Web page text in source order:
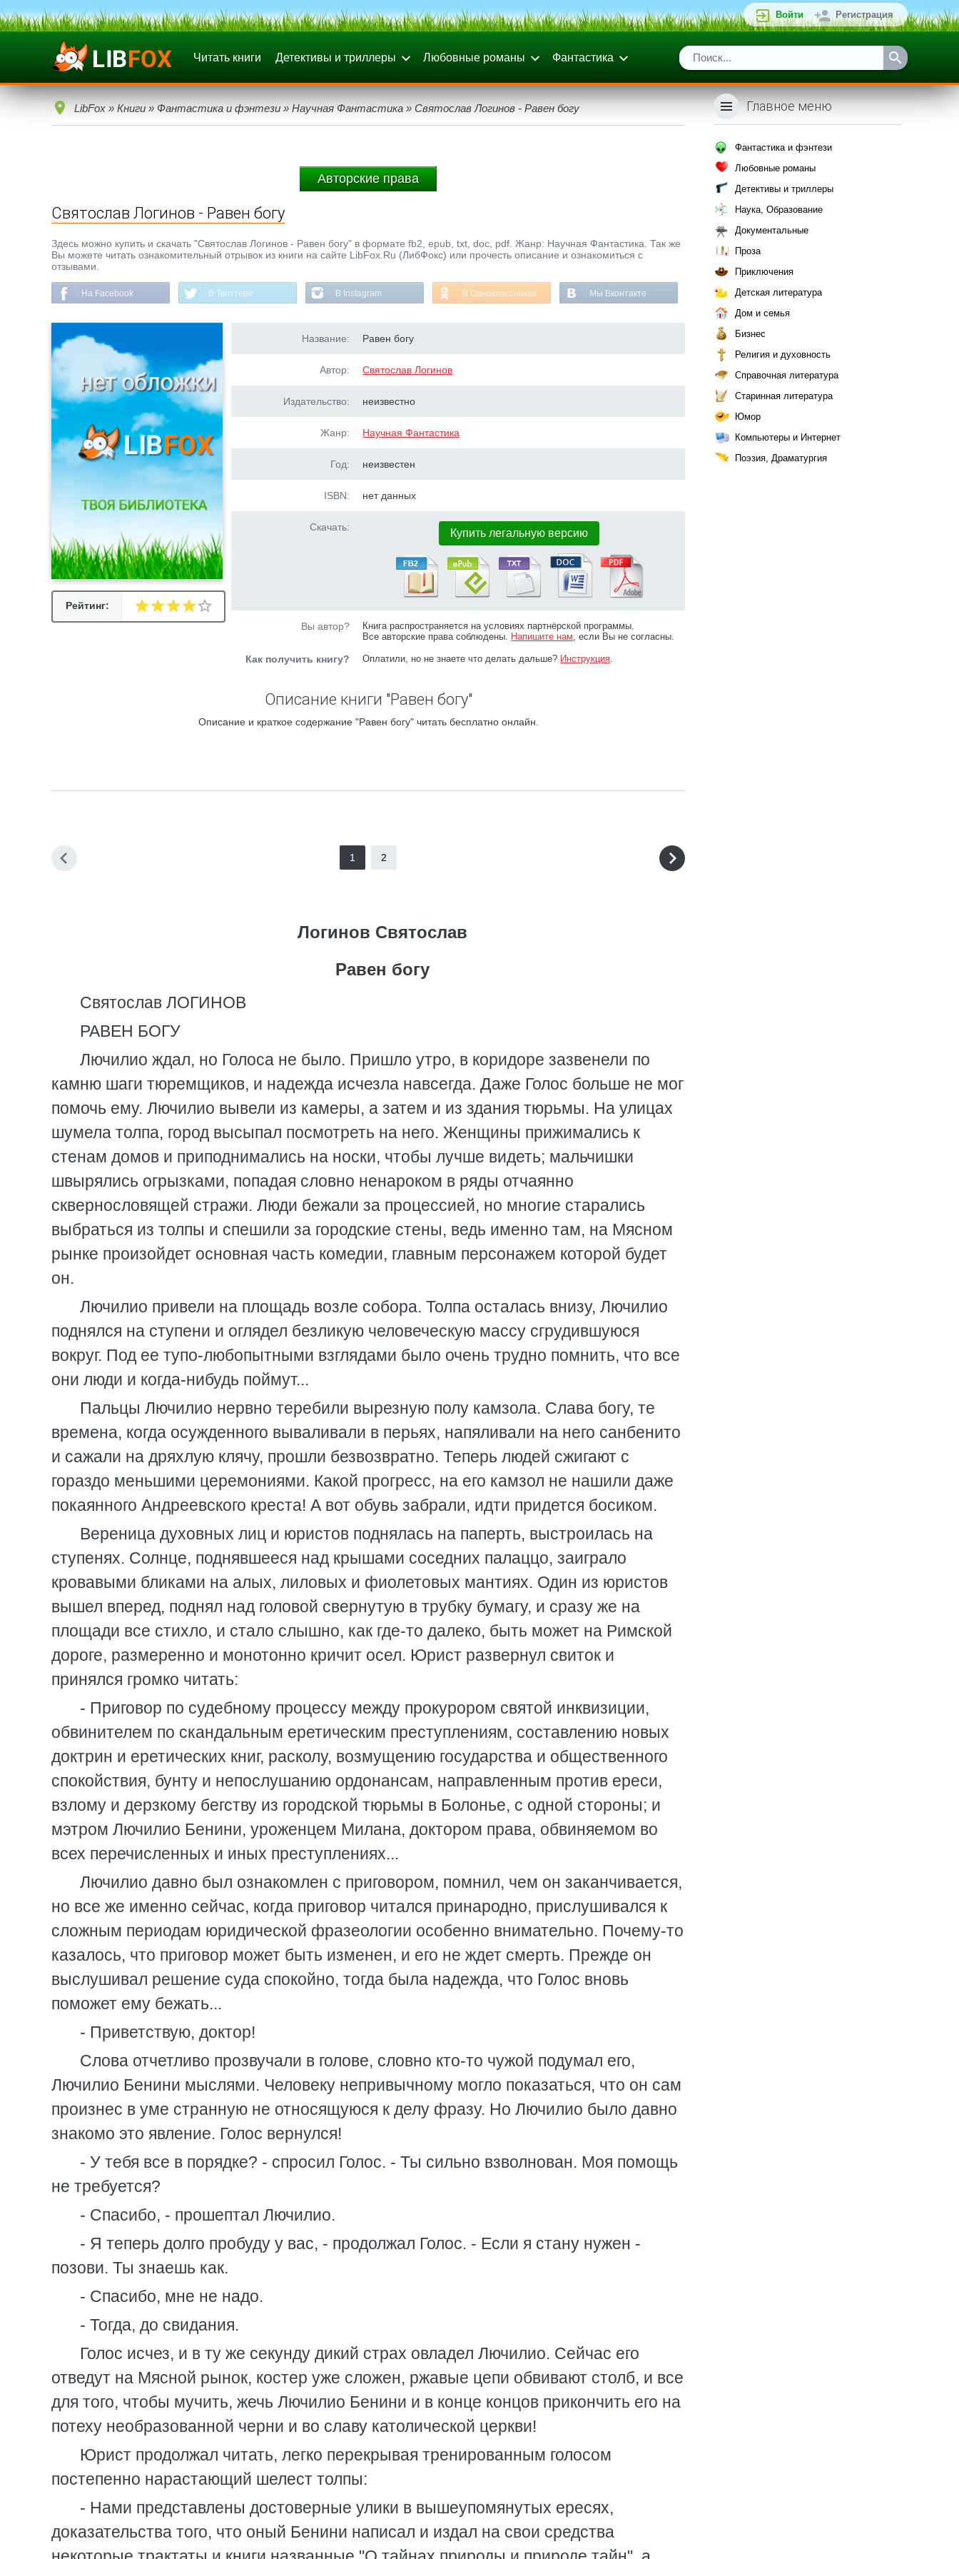
Войти Регистрация
Читать книги Детективы и триллеры Любовные романы Фантастика
LibFox » Книги » Фантастика и фэнтези » Научная Фантастика » Святослав Логинов - Равен богу
Авторские права
Святослав Логинов - Равен богу
Здесь можно купить и скачать "Святослав Логинов - Равен богу" в формате fb2, epub, txt, doc, pdf. Жанр: Научная Фантастика. Так же
Вы можете читать ознакомительный отрывок из книги на сайте LibFox.Ru (ЛибФокс) или прочесть описание и ознакомиться с
отзывами.
На Facebook В Твиттере В Instagram В Одноклассниках Мы Вконтакте
Рейтинг:
Название: Равен богу
Автор: Святослав Логинов
Издательство: неизвестно
Жанр: Научная Фантастика
Год: неизвестен
ISBN: нет данных
Скачать: Купить легальную версию
Вы автор?
Книга распространяется на условиях партнёрской программы.
Все авторские права соблюдены. Напишите нам, если Вы не согласны.
Как получить книгу? Оплатили, но не знаете что делать дальше? Инструкция.
Описание книги "Равен богу"
Описание и краткое содержание "Равен богу" читать бесплатно онлайн.
1 2
Логинов Святослав
Равен богу
Святослав ЛОГИНОВ
РАВЕН БОГУ
Лючилио ждал, но Голоса не было. Пришло утро, в коридоре зазвенели по
камню шаги тюремщиков, и надежда исчезла навсегда. Даже Голос больше не мог
помочь ему. Лючилио вывели из камеры, а затем и из здания тюрьмы. На улицах
шумела толпа, город высыпал посмотреть на него. Женщины прижимались к
стенам домов и приподнимались на носки, чтобы лучше видеть; мальчишки
швырялись огрызками, попадая словно ненароком в ряды отчаянно
сквернословящей стражи. Люди бежали за процессией, но многие старались
выбраться из толпы и спешили за городские стены, ведь именно там, на Мясном
рынке произойдет основная часть комедии, главным персонажем которой будет
он.
Лючилио привели на площадь возле собора. Толпа осталась внизу, Лючилио
поднялся на ступени и оглядел безликую человеческую массу сгрудившуюся
вокруг. Под ее тупо-любопытными взглядами было очень трудно помнить, что все
они люди и когда-нибудь поймут...
Пальцы Лючилио нервно теребили вырезную полу камзола. Слава богу, те
времена, когда осужденного вываливали в перьях, напяливали на него санбенито
и сажали на дряхлую клячу, прошли безвозвратно. Теперь людей сжигают с
гораздо меньшими церемониями. Какой прогресс, на его камзол не нашили даже
покаянного Андреевского креста! А вот обувь забрали, идти придется босиком.
Вереница духовных лиц и юристов поднялась на паперть, выстроилась на
ступенях. Солнце, поднявшееся над крышами соседних палаццо, заиграло
кровавыми бликами на алых, лиловых и фиолетовых мантиях. Один из юристов
вышел вперед, поднял над головой свернутую в трубку бумагу, и сразу же на
площади все стихло, и стало слышно, как где-то далеко, быть может на Римской
дороге, размеренно и монотонно кричит осел. Юрист развернул свиток и
принялся громко читать:
- Приговор по судебному процессу между прокурором святой инквизиции,
обвинителем по скандальным еретическим преступлениям, составлению новых
доктрин и еретических книг, расколу, возмущению государства и общественного
спокойствия, бунту и непослушанию ордонансам, направленным против ереси,
взлому и дерзкому бегству из городской тюрьмы в Болонье, с одной стороны; и
мэтром Лючилио Бенини, уроженцем Милана, доктором права, обвиняемом во
всех перечисленных и иных преступлениях...
Лючилио давно был ознакомлен с приговором, помнил, чем он заканчивается,
но все же именно сейчас, когда приговор читался принародно, прислушивался к
сложным периодам юридической фразеологии особенно внимательно. Почему-то
казалось, что приговор может быть изменен, и его не ждет смерть. Прежде он
выслушивал решение суда спокойно, тогда была надежда, что Голос вновь
поможет ему бежать...
- Приветствую, доктор!
Слова отчетливо прозвучали в голове, словно кто-то чужой подумал его,
Лючилио Бенини мыслями. Человеку непривычному могло показаться, что он сам
произнес в уме странную не относящуюся к делу фразу. Но Лючилио было давно
знакомо это явление. Голос вернулся!
- У тебя все в порядке? - спросил Голос. - Ты сильно взволнован. Моя помощь
не требуется?
- Спасибо, - прошептал Лючилио.
- Я теперь долго пробуду у вас, - продолжал Голос. - Если я стану нужен -
позови. Ты знаешь как.
- Спасибо, мне не надо.
- Тогда, до свидания.
Голос исчез, и в ту же секунду дикий страх овладел Лючилио. Сейчас его
отведут на Мясной рынок, костер уже сложен, ржавые цепи обвивают столб, и все
для того, чтобы мучить, жечь Лючилио Бенини и в конце концов прикончить его на
потеху необразованной черни и во славу католической церкви!
Юрист продолжал читать, легко перекрывая тренированным голосом
постепенно нарастающий шелест толпы:
- Нами представлены достоверные улики в вышеупомянутых ересях,
доказательства того, что оный Бенини написал и издал на свои средства
Главное меню
Фантастика и фэнтези
Любовные романы
Детективы и триллеры
Наука, Образование
Документальные
Проза
Приключения
Детская литература
Дом и семья
Бизнес
Религия и духовность
Справочная литература
Старинная литература
Юмор
Компьютеры и Интернет
Поэзия, Драматургия